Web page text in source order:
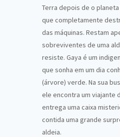
Terra depois de o
que completamente
das máquinas. Restam
sobreviventes de uma
resiste. Gaya é um
que sonha em um dia
(árvore) verde. Na sua
ele encontra um viajante
entrega uma caixa
contida uma grande
aldeia.